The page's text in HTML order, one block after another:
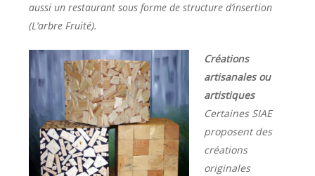
aussi un restaurant sous forme de structure d’insertion
(L’arbre Fruité).
Créations
artisanales ou
artistiques
Certaines SIAE
proposent des
créations
originales